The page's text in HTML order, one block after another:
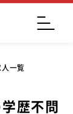
一覧
歴不問